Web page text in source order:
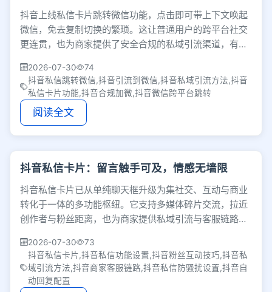
抖音上线私信卡片跳转微信功能，点击即可带上下文唤起
微信，免去复制切换的繁琐。这让普通用户的跨平台社交
更连贯，也为商家提供了安全合规的私域引流渠道，有效
2026-07-30
74
抖音私信跳转微信,抖音引流到微信,抖音私域引流方法,抖音
私信卡片功能,抖音合规加微,抖音微信跨平台跳转
阅读全文
抖音私信卡片：留言触手可及，情感无墙限
抖音私信卡片已从单纯聊天框升级为集社交、互动与商业
转化于一体的多功能枢纽。它支持多媒体碎片交流，拉近
创作者与粉丝距离，也为商家提供私域引流与客服链路，
2026-07-30
73
抖音私信卡片,抖音私信功能设置,抖音粉丝互动技巧,抖音私
域引流方法,抖音商家客服链路,抖音私信防骚扰设置,抖音自
动回复配置